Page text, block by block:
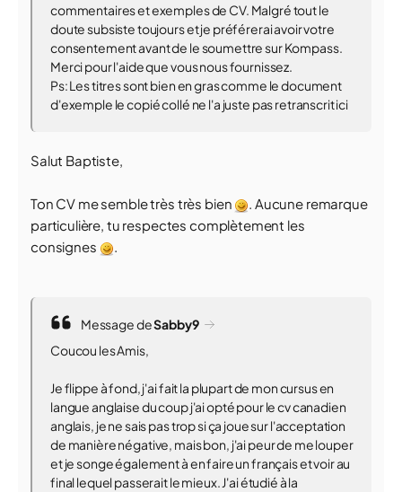
commentaires et exemples de CV. Malgré tout le
doute subsiste toujours et je préférerai avoir votre
consentement avant de le soumettre sur Kompass.
Merci pour l'aide que vous nous fournissez.
Ps: Les titres sont bien en gras comme le document
d'exemple le copié collé ne l'a juste pas retranscrit ici
Salut Baptiste,
Ton CV me semble très très bien
. Aucune remarque
particulière, tu respectes complètement les
consignes
.
Message deSabby9
Coucou les Amis,
Je flippe à fond, j'ai fait la plupart de mon cursus en
langue anglaise du coup j'ai opté pour le cv canadien
anglais, je ne sais pas trop si ça joue sur l'acceptation
de manière négative, mais bon, j'ai peur de me louper
et je songe également à en faire un français et voir au
final lequel passerait le mieux. J'ai étudié à la